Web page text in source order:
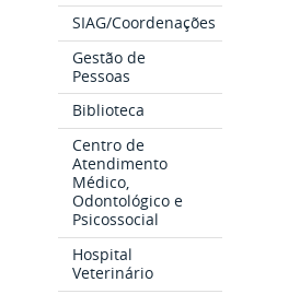
SIAG/Coordenações
Gestão de
Pessoas
Biblioteca
Centro de
Atendimento
Médico,
Odontológico e
Psicossocial
Hospital
Veterinário